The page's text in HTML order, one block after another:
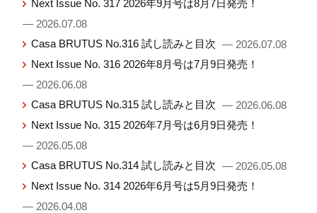
Next Issue No. 317 2026年9月号は8月7日発売！
— 2026.07.08
Casa BRUTUS No.316 試し読みと目次 — 2026.07.08
Next Issue No. 316 2026年8月号は7月9日発売！
— 2026.06.08
Casa BRUTUS No.315 試し読みと目次 — 2026.06.08
Next Issue No. 315 2026年7月号は6月9日発売！
— 2026.05.08
Casa BRUTUS No.314 試し読みと目次 — 2026.05.08
Next Issue No. 314 2026年6月号は5月9日発売！
— 2026.04.08